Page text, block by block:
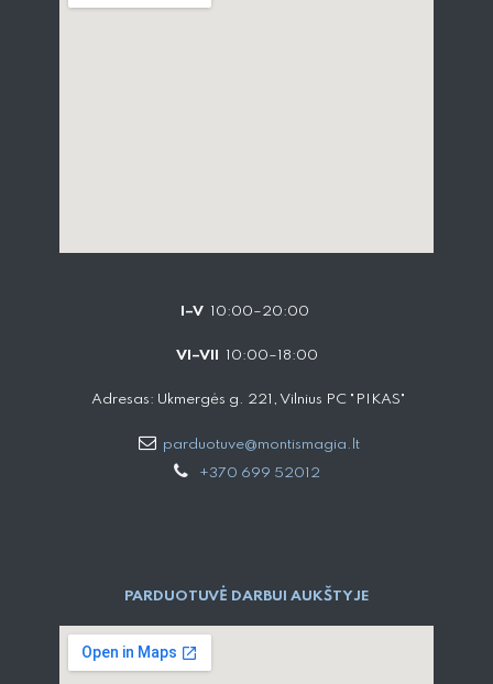
I–V 10:00–20:00
VI–VII 10:00–18:00
Adresas: Ukmergės g. 221, Vilnius PC "PIKAS"
parduotuve@montismagia.lt
+370 699 52012
PARDUOTUVĖ DARBUI AUKŠTYJE